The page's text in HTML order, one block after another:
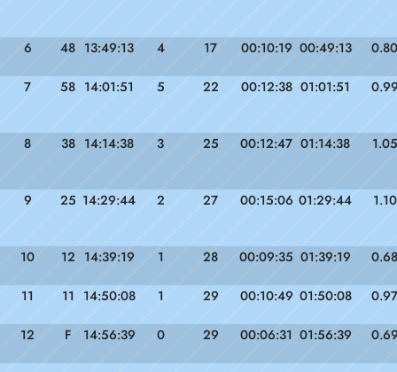
6 48 13:49:13 4 17 00:10:19 00:49:13 0.80
7 58 14:01:51 5 22 00:12:38 01:01:51
8 38 14:14:38 3 25 00:12:47 01:14:38 1.05
9 25 14:29:44 2 27 00:15:06 01:29:44 1.10
10 12 14:39:19 1 28 00:09:35 01:39:19 0.68
11 11 14:50:08 1 29 00:10:49 01:50:08 0.97
12 F 14:56:39 0 29 00:06:31 01:56:39